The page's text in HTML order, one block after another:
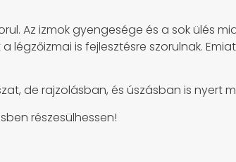
Az izmok gyengesége és a sok ülés
is fejlesztésre szorulnak.
de rajzolásban, és úszásban is nyert
részesülhessen!